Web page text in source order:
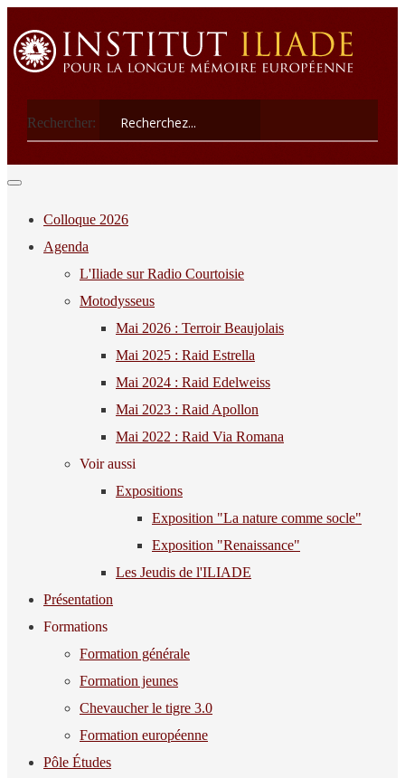
Rechercher:
Colloque 2026
Agenda
L'Iliade sur Radio Courtoisie
Motodysseus
Mai 2026 : Terroir Beaujolais
Mai 2025 : Raid Estrella
Mai 2024 : Raid Edelweiss
Mai 2023 : Raid Apollon
Mai 2022 : Raid Via Romana
Voir aussi
Expositions
Exposition "La nature comme socle"
Exposition "Renaissance"
Les Jeudis de l'ILIADE
Présentation
Formations
Formation générale
Formation jeunes
Chevaucher le tigre 3.0
Formation européenne
Pôle Études